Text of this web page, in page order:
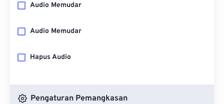
Audio Memudar
Audio Memudar
Hapus Audio
Pengaturan Pemangkasan